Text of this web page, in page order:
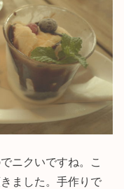
ニクいですね。こ
ました。手作りで